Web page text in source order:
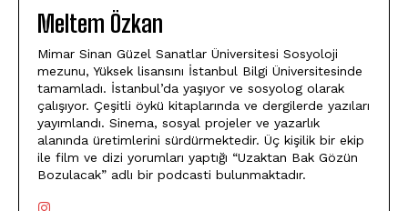
Meltem Özkan
Mimar Sinan Güzel Sanatlar Üniversitesi Sosyoloji
mezunu, Yüksek lisansını İstanbul Bilgi Üniversitesinde
tamamladı. İstanbul’da yaşıyor ve sosyolog olarak
çalışıyor. Çeşitli öykü kitaplarında ve dergilerde yazıları
yayımlandı. Sinema, sosyal projeler ve yazarlık
alanında üretimlerini sürdürmektedir. Üç kişilik bir ekip
ile film ve dizi yorumları yaptığı “Uzaktan Bak Gözün
Bozulacak” adlı bir podcasti bulunmaktadır.